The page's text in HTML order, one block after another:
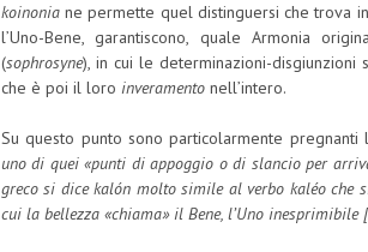
koinonia ne permette quel distinguersi che trova
l’Uno-Bene, garantiscono, quale Armonia
(sophrosyne), in cui le determinazioni-disgiunzioni
che è poi il loro inveramento nell’intero.
Su questo punto sono particolarmente
uno di quei «punti di appoggio o di slancio per
greco si dice kalón molto simile al verbo kaléo che
cui la bellezza «chiama» il